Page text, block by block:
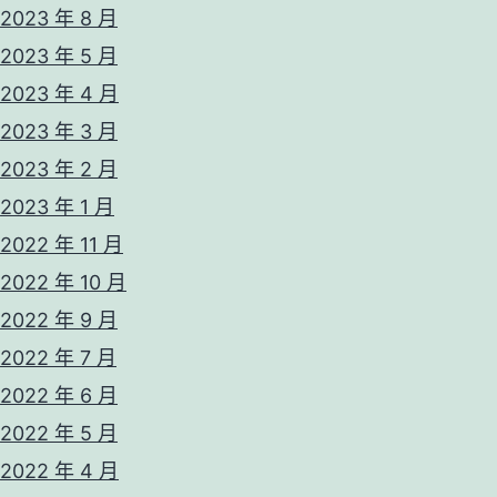
2023 年 8 月
2023 年 5 月
2023 年 4 月
2023 年 3 月
2023 年 2 月
2023 年 1 月
2022 年 11 月
2022 年 10 月
2022 年 9 月
2022 年 7 月
2022 年 6 月
2022 年 5 月
2022 年 4 月